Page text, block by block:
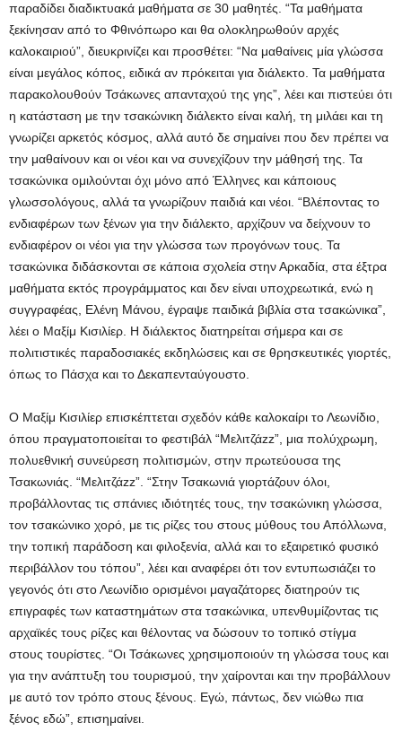
παραδίδει διαδικτυακά μαθήματα σε 30 μαθητές. “Τα μαθήματα
ξεκίνησαν από το Φθινόπωρο και θα ολοκληρωθούν αρχές
καλοκαιριού”, διευκρινίζει και προσθέτει: “Να μαθαίνεις μία γλώσσα
είναι μεγάλος κόπος, ειδικά αν πρόκειται για διάλεκτο. Τα μαθήματα
παρακολουθούν Τσάκωνες απανταχού της γης”, λέει και πιστεύει ότι
η κατάσταση με την τσακώνικη διάλεκτο είναι καλή, τη μιλάει και τη
γνωρίζει αρκετός κόσμος, αλλά αυτό δε σημαίνει που δεν πρέπει να
την μαθαίνουν και οι νέοι και να συνεχίζουν την μάθησή της. Τα
τσακώνικα ομιλούνται όχι μόνο από Έλληνες και κάποιους
γλωσσολόγους, αλλά τα γνωρίζουν παιδιά και νέοι. “Βλέποντας το
ενδιαφέρων των ξένων για την διάλεκτο, αρχίζουν να δείχνουν το
ενδιαφέρον οι νέοι για την γλώσσα των προγόνων τους. Τα
τσακώνικα διδάσκονται σε κάποια σχολεία στην Αρκαδία, στα έξτρα
μαθήματα εκτός προγράμματος και δεν είναι υποχρεωτικά, ενώ η
συγγραφέας, Ελένη Μάνου, έγραψε παιδικά βιβλία στα τσακώνικα”,
λέει ο Μαξίμ Κισιλίερ. Η διάλεκτος διατηρείται σήμερα και σε
πολιτιστικές παραδοσιακές εκδηλώσεις και σε θρησκευτικές γιορτές,
όπως το Πάσχα και το Δεκαπενταύγουστο.
Ο Μαξίμ Κισιλίερ επισκέπτεται σχεδόν κάθε καλοκαίρι το Λεωνίδιο,
όπου πραγματοποιείται το φεστιβάλ “Μελιτζάzz”, μια πολύχρωμη,
πολυεθνική συνεύρεση πολιτισμών, στην πρωτεύουσα της
Τσακωνιάς. “Μελιτζάzz”. “Στην Τσακωνιά γιορτάζουν όλοι,
προβάλλοντας τις σπάνιες ιδιότητές τους, την τσακώνικη γλώσσα,
τον τσακώνικο χορό, με τις ρίζες του στους μύθους του Απόλλωνα,
την τοπική παράδοση και φιλοξενία, αλλά και το εξαιρετικό φυσικό
περιβάλλον του τόπου”, λέει και αναφέρει ότι τον εντυπωσιάζει το
γεγονός ότι στο Λεωνίδιο ορισμένοι μαγαζάτορες διατηρούν τις
επιγραφές των καταστημάτων στα τσακώνικα, υπενθυμίζοντας τις
αρχαϊκές τους ρίζες και θέλοντας να δώσουν το τοπικό στίγμα
στους τουρίστες. “Οι Τσάκωνες χρησιμοποιούν τη γλώσσα τους και
για την ανάπτυξη του τουρισμού, την χαίρονται και την προβάλλουν
με αυτό τον τρόπο στους ξένους. Εγώ, πάντως, δεν νιώθω πια
ξένος εδώ”, επισημαίνει.